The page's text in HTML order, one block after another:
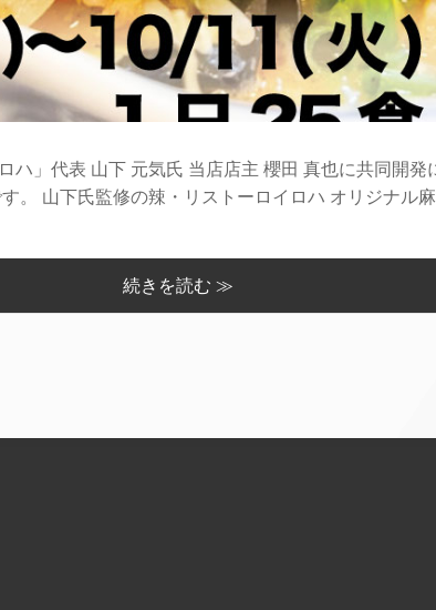
ハ」代表 山下 元気氏 当店店主 櫻田 真也に共同開発
。 山下氏監修の辣・リストーロイロハ オリジナル
続きを読む ≫